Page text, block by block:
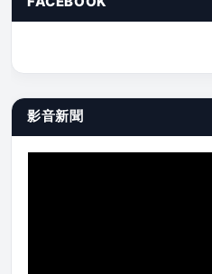
影音新聞